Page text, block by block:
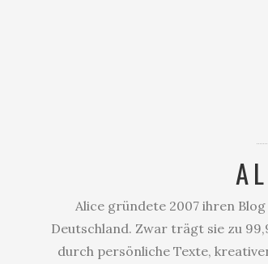
Alice gründete 2007 ihren
Deutschland. Zwar trägt sie zu
durch persönliche Texte,